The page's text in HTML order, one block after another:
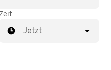
Zeit
Jetzt